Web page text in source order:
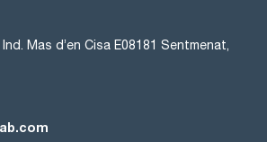
Mas d’en Cisa E08181 Sentmenat,